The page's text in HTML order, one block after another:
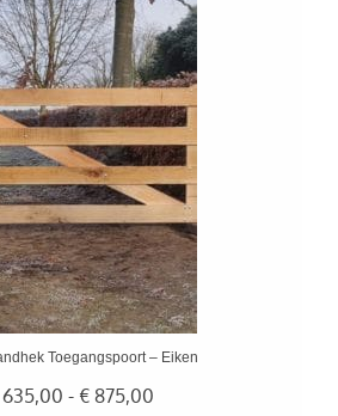
Toegangspoort – Eiken
635,00 - € 875,00